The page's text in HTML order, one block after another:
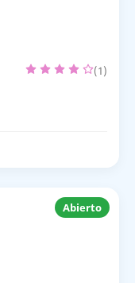
(1)
Abierto